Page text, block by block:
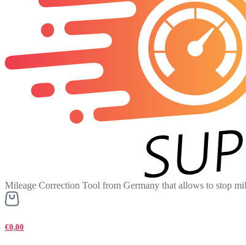
Mileage Correction Tool from Germany that allows to stop
€0,00